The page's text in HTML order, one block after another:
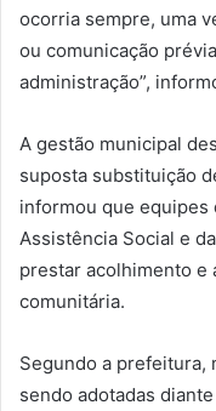
ocorria sempre, uma
ou comunicação
administração”,
A gestão municipal
suposta substituição
informou que equipes
Assistência Social e
prestar acolhimento e
comunitária.
Segundo a prefeitura,
sendo adotadas